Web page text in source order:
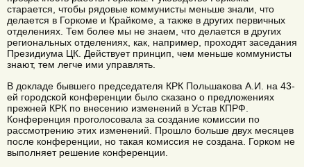
старается, чтобы рядовые коммунисты меньше знали, что
делается в Горкоме и Крайкоме, а также в других первичных
отделениях. Тем более мы не знаем, что делается в других
региональных отделениях, как, например, проходят заседания
Президиума ЦК. Действует принцип, чем меньше коммунисты
знают, тем легче ими управлять.
В докладе бывшего председателя КРК Польшакова А.И. на 43-
ей городской конференции было сказано о предложениях
прежней КРК по внесению изменений в Устав КПРФ.
Конференция проголосовала за создание комиссии по
рассмотрению этих изменений. Прошло больше двух месяцев
после конференции, но такая комиссия не создана. Горком не
выполняет решение конференции.